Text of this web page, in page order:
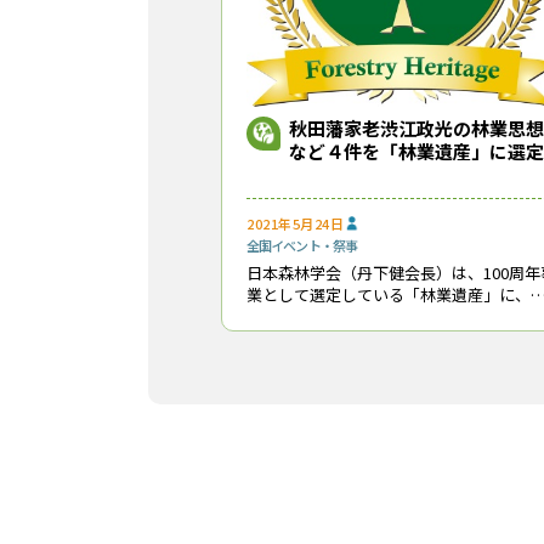
秋田藩家老渋江政光の林業思想
など４件を「林業遺産」に選定
2021年5月24日
全国イベント・祭事
日本森林学会（丹下健会長）は、100周
業として選定している「林業遺産」に、
日に開催した同学会定時総会で発表し、